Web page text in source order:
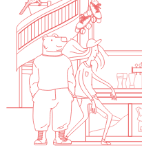
Le Toit
Lun, Mar, Mer, Jeu, Ven : 17h -
00h00
Sam, Dim : 15h00 - 00h00
Voir la carte
01 46 36 07 07